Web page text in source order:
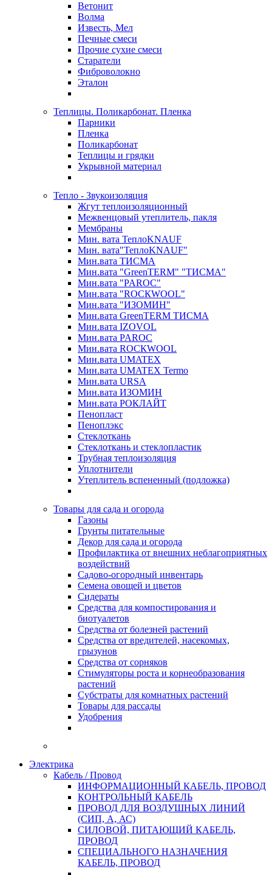
Ветонит
Волма
Известь, Мел
Печные смеси
Прочие сухие смеси
Старатели
Фиброволокно
Эталон
Теплицы. Поликарбонат. Пленка
Парники
Пленка
Поликарбонат
Теплицы и грядки
Укрывной материал
Тепло - Звукоизоляция
Жгут теплоизоляционный
Межвенцовый утеплитель, пакля
Мембраны
Мин. вата ТеплоKNAUF
Мин. вата"ТеплоKNAUF"
Мин.вата ТИСМА
Мин.вата "GreenTERM" "ТИСМА"
Мин.вата "PAROC"
Мин.вата "ROCКWOOL"
Мин.вата "ИЗОМИН"
Мин.вата GreenTERM ТИСМА
Мин.вата IZOVOL
Мин.вата PAROC
Мин.вата ROCКWOOL
Мин.вата UMATEX
Мин.вата UMATEX Termo
Мин.вата URSA
Мин.вата ИЗОМИН
Мин.вата РОКЛАЙТ
Пенопласт
Пеноплэкс
Стеклоткань
Стеклоткань и стеклопластик
Трубная теплоизоляция
Уплотнители
Утеплитель вспененный (подложка)
Товары для сада и огорода
Газоны
Грунты питательные
Декор для сада и огорода
Профилактика от внешних неблагоприятных
воздействий
Садово-огородный инвентарь
Семена овощей и цветов
Сидераты
Средства для компостирования и
биотуалетов
Средства от болезней растений
Средства от вредителей, насекомых,
грызунов
Средства от сорняков
Стимуляторы роста и корнеобразования
растений
Субстраты для комнатных растений
Товары для рассады
Удобрения
Электрика
Кабель / Провод
ИНФОРМАЦИОННЫЙ КАБЕЛЬ, ПРОВОД
КОНТРОЛЬНЫЙ КАБЕЛЬ
ПРОВОД ДЛЯ ВОЗДУШНЫХ ЛИНИЙ
(СИП, А, АС)
СИЛОВОЙ, ПИТАЮЩИЙ КАБЕЛЬ,
ПРОВОД
СПЕЦИАЛЬНОГО НАЗНАЧЕНИЯ
КАБЕЛЬ, ПРОВОД